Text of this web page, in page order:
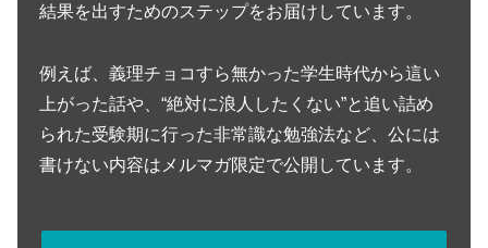
結果を出すためのステップをお届けしています。
例えば、義理チョコすら無かった学生時代から這い
上がった話や、“絶対に浪人したくない”と追い詰め
られた受験期に行った非常識な勉強法など、公には
書けない内容はメルマガ限定で公開しています。